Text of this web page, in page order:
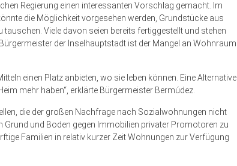
Regierung einen interessanten Vorschlag gemacht. Im
die Möglichkeit vorgesehen werden, Grundstücke aus
Viele davon seien bereits fertiggestellt und stehen
der Inselhauptstadt ist der Mangel an Wohnraum
einen Platz anbieten, wo sie leben können. Eine Alternative
mehr haben“, erklärte Bürgermeister Bermúdez.
die der großen Nachfrage nach Sozialwohnungen nicht
Grund und Boden gegen Immobilien privater Promotoren zu
Familien in relativ kurzer Zeit Wohnungen zur Verfügung